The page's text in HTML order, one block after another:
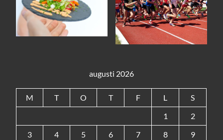
augusti 2026
M T O T F L
S
1
2
3
4 5 6 7 8
9